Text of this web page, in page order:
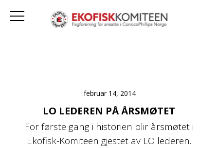
februar 14, 2014
LO LEDEREN PÅ ÅRSMØTET
For første gang i historien blir årsmøtet i
Ekofisk-Komiteen gjestet av LO lederen.